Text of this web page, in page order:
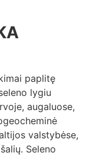
paplitę
lygiu
augaluose,
valstybėse,
Seleno